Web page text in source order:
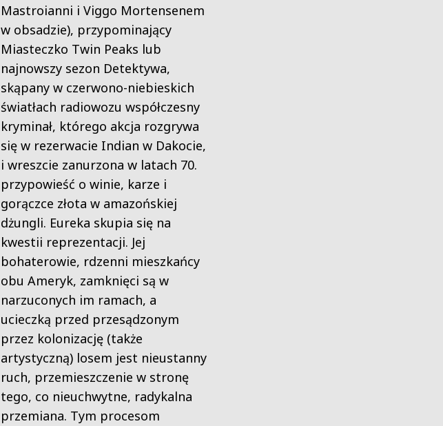
Mastroianni i Viggo Mortensenem
w obsadzie), przypominający
Miasteczko Twin Peaks lub
najnowszy sezon Detektywa,
skąpany w czerwono-niebieskich
światłach radiowozu współczesny
kryminał, którego akcja rozgrywa
się w rezerwacie Indian w Dakocie,
i wreszcie zanurzona w latach 70.
przypowieść o winie, karze i
gorączce złota w amazońskiej
dżungli. Eureka skupia się na
kwestii reprezentacji. Jej
bohaterowie, rdzenni mieszkańcy
obu Ameryk, zamknięci są w
narzuconych im ramach, a
ucieczką przed przesądzonym
przez kolonizację (także
artystyczną) losem jest nieustanny
ruch, przemieszczenie w stronę
tego, co nieuchwytne, radykalna
przemiana. Tym procesom